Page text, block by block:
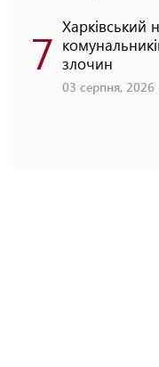
7 Харківський
злочин
03 серпня, 2026